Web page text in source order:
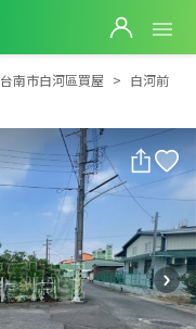
白河前後臨路河東建地
台南市白河區買屋
白河前